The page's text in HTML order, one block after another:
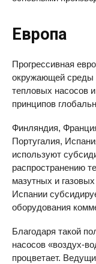
Европа
Прогрессивная
окружающей среды
тепловых насосов
принципов
Финляндия,
Португалия,
используют
распространению
мазутных и
Испании
оборудования
Благодаря такой
насосов «воздух-
процветает.